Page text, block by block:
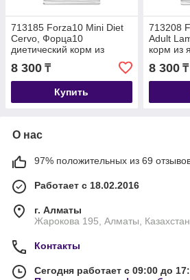
713185 Forza10 Mini Diet
Cervo, Форца10
диетический корм из
мелких пород, уп. 1,5кг.
8 300 ₸
Купить
713208
Adult
корм из
8 300₸
О нас
97% положительных из 69
Работает с 18.02.2016
г. Алматы
Жарокова 195, Алматы, Казахстан
Контакты
Сегодня работает с 09:00 до